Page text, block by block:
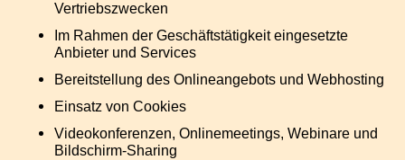
Vertriebszwecken
Im Rahmen der Geschäftstätigkeit eingesetzte
Anbieter und Services
Bereitstellung des Onlineangebots und Webhosting
Einsatz von Cookies
Videokonferenzen, Onlinemeetings, Webinare und
Bildschirm-Sharing